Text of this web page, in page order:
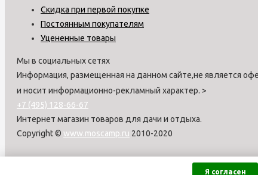
Я согласен
Скидка при первой покупке
Постоянным покупателям
Уцененные товары
Мы в социальных сетях
Информация, размещенная на данном сайте,не является
и носит информационно-рекламный характер. >
+7 (495) 128-66-67
Интернет магазин товаров для дачи и отдыха.
Copyright © www.moscamp.ru 2010-2020